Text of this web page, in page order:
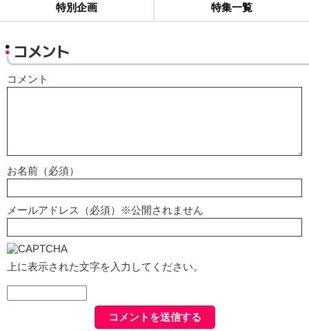
特別企画 特集一覧
コメント
コメント
お名前（必須）
メールアドレス（必須）※公開されません
上に表示された文字を入力してください。